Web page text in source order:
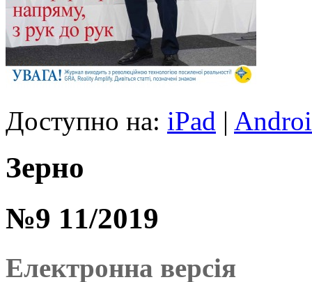
Доступно на: iPad |
Зерно
№9 11/2019
Електронна версія